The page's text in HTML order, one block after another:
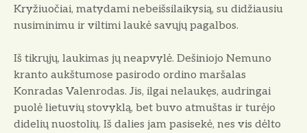
Kryžiuočiai, matydami nebeišsilaikysią, su didžiausiu
nusiminimu ir viltimi laukė savųjų pagalbos.
Iš tikrųjų, laukimas jų neapvylė. Dešiniojo Nemuno
kranto aukštumose pasirodo ordino maršalas
Konradas Valenrodas. Jis, ilgai nelaukęs, au­dringai
puolė lietuvių stovyklą, bet bu­vo atmuštas ir turėjo
didelių nuosto­lių. Iš dalies jam pasisekė, nes vis dėlto